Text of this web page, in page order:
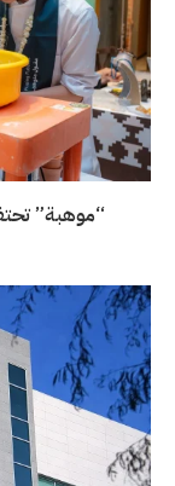
“موهبة” تحتفي بوفود